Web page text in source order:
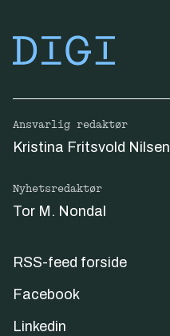
Ansvarlig redaktør
Kristina Fritsvold Nilsen
Nyhetsredaktør
Tor M. Nondal
RSS-feed forside
Facebook
Linkedin